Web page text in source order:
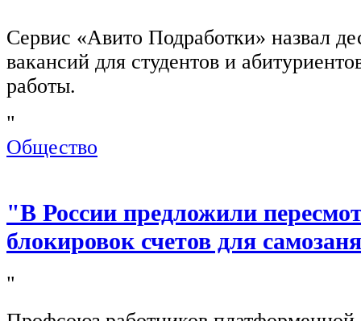
Сервис «Авито Подработки» назвал
вакансий для студентов и
работы.
"
Общество
"В России предложили
блокировок счетов для
"